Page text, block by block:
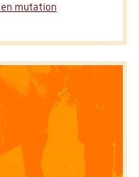
mutation